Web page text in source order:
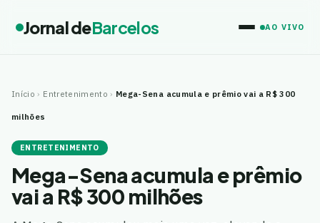
Jornal deBarcelos AO VIVO
Início › Entretenimento › Mega-Sena acumula e prêmio vai a R$ 300
milhões
ENTRETENIMENTO
Mega-Sena acumula e prêmio
vai a R$ 300 milhões